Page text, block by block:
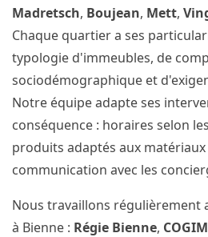
Madretsch, Boujean, Mett,
Chaque quartier a ses
typologie d'immeubles, de
sociodémographique et
Notre équipe adapte ses
conséquence : horaires selon
produits adaptés aux
communication avec les
Nous travaillons régulièrement
à Bienne : Régie Bienne, COGIM